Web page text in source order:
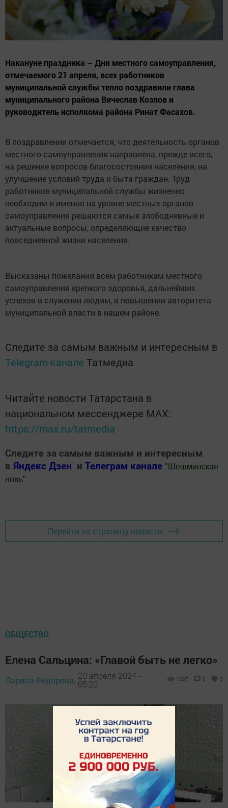
Накануне праздника – Дня местного самоуправления,
отмечаемого 21 апреля, всех работников
муниципальной службы тепло поздравили глава
муниципального района Вячеслав Козлов и
руководитель исполкома района Ринат Фасахов.
В поздравлении отмечается, что деятельность органов
местного самоуправления направлена, прежде всего,
на решение вопросов благосостояния населения, на
улучшение условий труда и быта граждан. Труд
работников муниципальной службы жизненно
необходим и именно на уровне местных органов
самоуправления решаются самые злободневные и
актуальные вопросы, определяющие качество
повседневной жизни населения.
Высказаны пожелания всем работникам местного
самоуправления крепкого здоровья, дальнейших
успехов в служении людям, в повышении авторитета
муниципальной власти в нашем районе.
Следите за самым важным и интересным в
Telegram-канале Татмедиа
Читайте новости Татарстана в
национальном мессенджере MАХ:
https://max.ru/tatmedia
Следите за самым важным и интересным
в Яндекс Дзен и Телеграм канале " Шешминская
новь"
Перейти на страницу новости
ОБЩЕСТВО
Елена Сальцина: «Главой быть не легко»
Лариса Фёдорова, 20 апреля 2024 -
05:20
1087 0 0